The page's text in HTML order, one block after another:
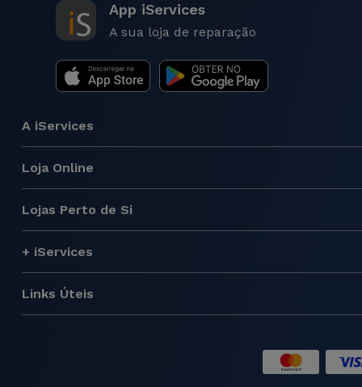
App iServices
A sua loja de reparação
A iServices
Loja Online
Lojas Perto de Si
+ iServices
Links Úteis